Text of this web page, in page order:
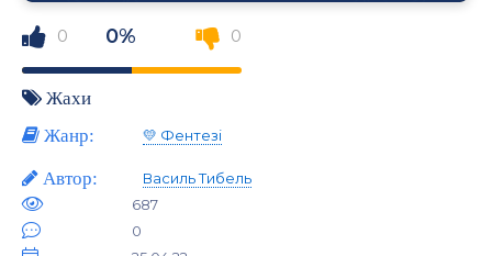
0 0% 0
Жахи
Жанр:
💛 Фентезі
Автор:
Василь Тибель
687
0